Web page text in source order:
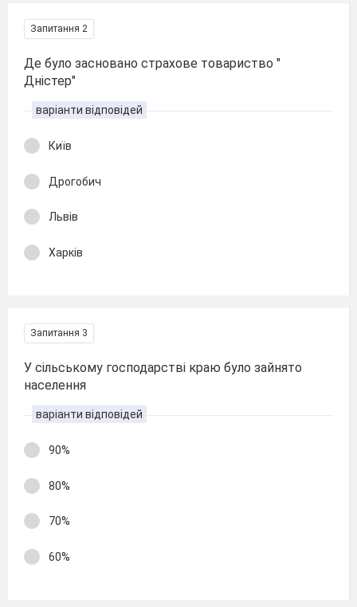
Запитання 2
Де було засновано страхове товариство "
Дністер"
варіанти відповідей
Київ
Дрогобич
Львів
Харків
Запитання 3
У сільському господарстві краю було зайнято
населення
варіанти відповідей
90%
80%
70%
60%